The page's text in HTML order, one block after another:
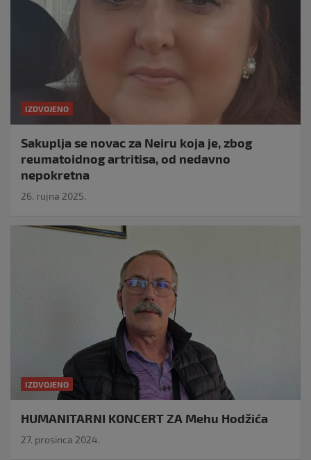
IZDVOJENO
Sakuplja se novac za Neiru koja je, zbog
reumatoidnog artritisa, od nedavno
nepokretna
26. rujna 2025.
IZDVOJENO
HUMANITARNI KONCERT ZA Mehu Hodžića
27. prosinca 2024.